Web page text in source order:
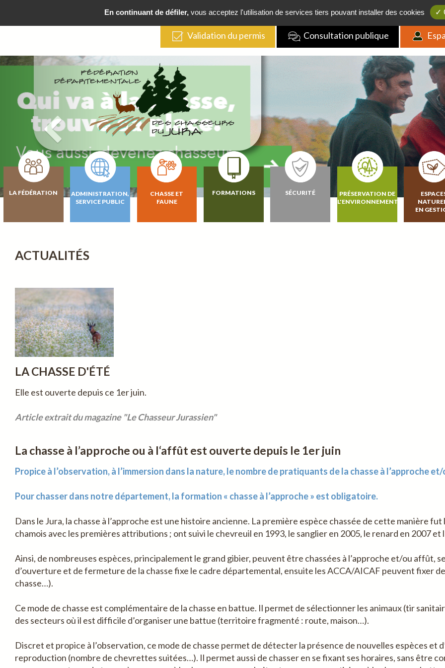
Boutique / FAQ /Actualités /Contact
Validation du permis Consultation publique
LA FÉDÉRATION
ADMINISTRATION,
SERVICE PUBLIC
CHASSE ET
FAUNE
FORMATIONS SÉCURITÉ
PRÉSERVATION DE
L'ENVIRONNEMENT
EN
ACTUALITÉS
LA CHASSE D'ÉTÉ
Elle est ouverte depuis ce 1er juin.
Article extrait du magazine "Le Chasseur Jurassien"
La chasse à l’approche ou à l‘affût est ouverte depuis le 1er juin
Propice à l’observation, à l’immersion dans la nature, le nombre de pratiquants de la chasse à l’approche
Pour chasser dans notre département, la formation « chasse à l’approche » est obligatoire.
Dans le Jura, la chasse à l’approche est une histoire ancienne. La première espèce chassée de cette manière
chamois avec les premières attributions ; ont suivi le chevreuil en 1993, le sanglier en 2005, le renard en 2007 et
Ainsi, de nombreuses espèces, principalement le grand gibier, peuvent être chassées à l’approche et/ou affût,
d’ouverture et de fermeture de la chasse fixe le cadre départemental, ensuite les ACCA/AICAF peuvent fixer
chasse…).
Ce mode de chasse est complémentaire de la chasse en battue. Il permet de sélectionner les animaux (tir
des secteurs où il est difficile d’organiser une battue (territoire fragmenté : route, maison…).
Discret et propice à l’observation, ce mode de chasse permet de détecter la présence de nouvelles espèces et
reproduction (nombre de chevrettes suitées…). Il permet aussi de chasser en se fixant ses horaires, sans être
En continuant de défiler,vous acceptez l'utilisation de services tiers pouvant installer des cookies ✓